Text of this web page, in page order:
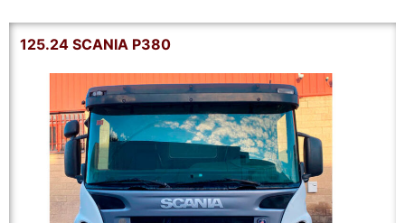
125.24 SCANIA P380